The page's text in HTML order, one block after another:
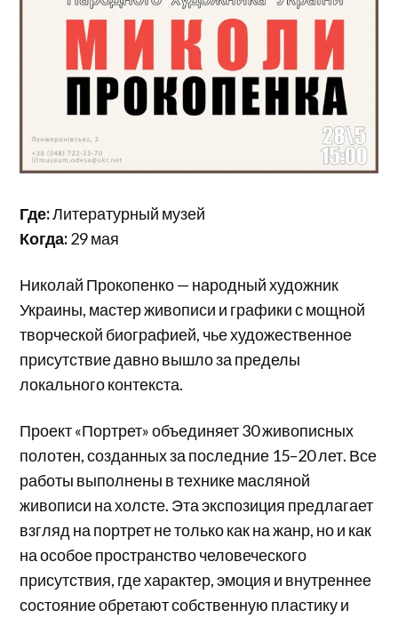
Где:Литературный музей
Когда:29 мая
Николай Прокопенко — народный художник
Украины, мастер живописи и графики с мощной
творческой биографией, чье художественное
присутствие давно вышло за пределы
локального контекста.
Проект «Портрет» объединяет 30 живописных
полотен, созданных за последние 15–20 лет. Все
работы выполнены в технике масляной
живописи на холсте. Эта экспозиция предлагает
взгляд на портрет не только как на жанр, но и как
на особое пространство человеческого
присутствия, где характер, эмоция и внутреннее
состояние обретают собственную пластику и